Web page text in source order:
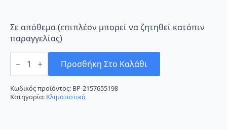
Σε απόθεμα (επιπλέον μπορεί να ζητηθεί κατόπιν
παραγγελίας)
Fujitsu
ASYG09KETE/AOYG09KETA
Inverter
9000
BTU
Προσθήκη Στο Καλάθι
Κωδικός προϊόντος: BP-2157655198
Κατηγορία: Κλιματιστικά